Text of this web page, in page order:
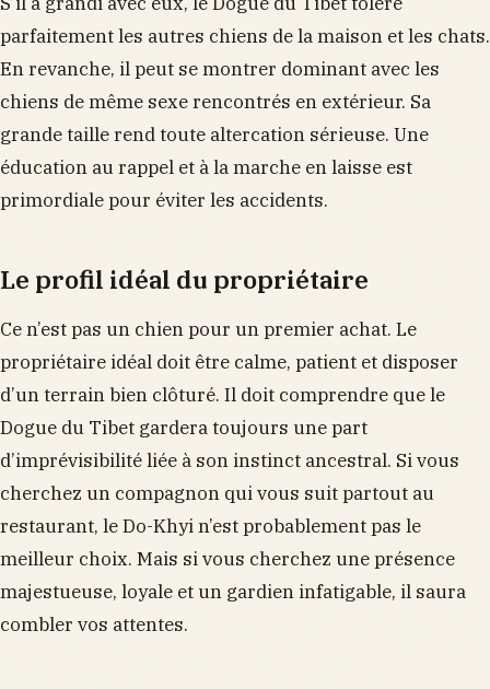
parfaitement les autres chiens de la maison et les chats.
En revanche, il peut se montrer dominant avec les
chiens de même sexe rencontrés en extérieur. Sa
grande taille rend toute altercation sérieuse. Une
éducation au rappel et à la marche en laisse est
primordiale pour éviter les accidents.
Le profil idéal du propriétaire
Ce n’est pas un chien pour un premier achat. Le
propriétaire idéal doit être calme, patient et disposer
d’un terrain bien clôturé. Il doit comprendre que le
Dogue du Tibet gardera toujours une part
d’imprévisibilité liée à son instinct ancestral. Si vous
cherchez un compagnon qui vous suit partout au
restaurant, le Do-Khyi n’est probablement pas le
meilleur choix. Mais si vous cherchez une présence
majestueuse, loyale et un gardien infatigable, il saura
combler vos attentes.